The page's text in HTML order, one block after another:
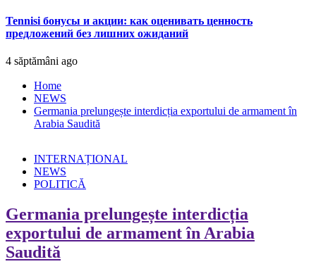
Tennisi бонусы и акции: как оценивать ценность
предложений без лишних ожиданий
4 săptămâni ago
Home
NEWS
Germania prelungește interdicția exportului de armament în
Arabia Saudită
INTERNAȚIONAL
NEWS
POLITICĂ
Germania prelungește interdicția
exportului de armament în Arabia
Saudită